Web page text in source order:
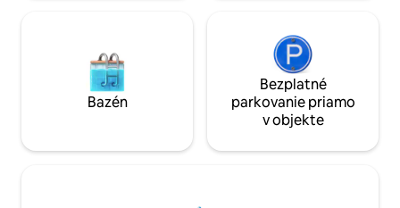
Bazén
Bezplatné
parkovanie priamo
v objekte